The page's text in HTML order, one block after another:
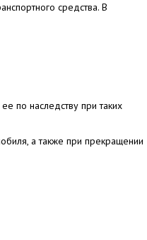
средства. В
по наследству при таких
а также при прекращении